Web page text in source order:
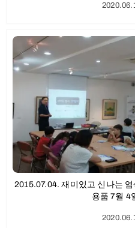
2015.07.04. 재미있고 신나는
용품 7월 4